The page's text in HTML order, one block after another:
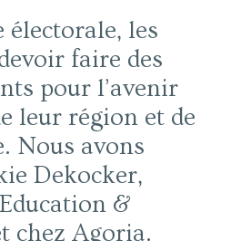
électorale, les
faire des
pour l’avenir
leur région et de
Nous avons
Dekocker,
&
chez Agoria.